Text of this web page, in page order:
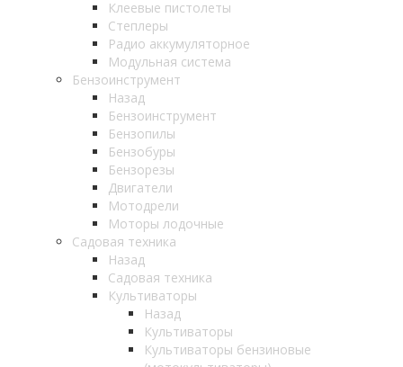
Клеевые пистолеты
Степлеры
Радио аккумуляторное
Модульная система
Бензоинструмент
Назад
Бензоинструмент
Бензопилы
Бензобуры
Бензорезы
Двигатели
Мотодрели
Моторы лодочные
Садовая техника
Назад
Садовая техника
Культиваторы
Назад
Культиваторы
Культиваторы бензиновые